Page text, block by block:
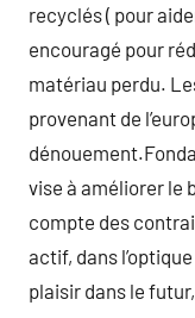
recyclés ( pour
encouragé pour
matériau perdu.
provenant de
vise à améliorer le
compte des
actif, dans
plaisir dans le